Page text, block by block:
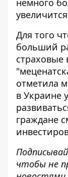
немного
Для того
больший
страховые
отметила
в Украине
граждане
чтобы не